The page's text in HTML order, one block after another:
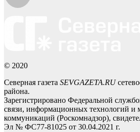
© 2020
Северная газета SEVGAZETA.RU
района.
Зарегистрировано Федеральной
связи, информационных технологий и
коммуникаций (Роскомнадзор),
Эл № ФС77-81025 от 30.04.2021 г.